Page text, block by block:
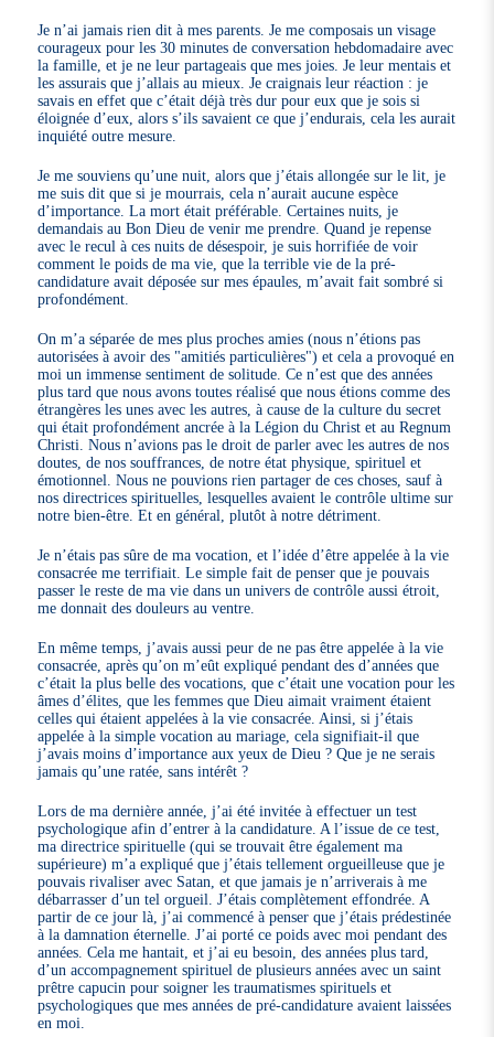
Je n’ai jamais rien dit à mes parents. Je me composais un visage
courageux pour les 30 minutes de conversation hebdomadaire avec
la famille, et je ne leur partageais que mes joies. Je leur mentais et
les assurais que j’allais au mieux. Je craignais leur réaction : je
savais en effet que c’était déjà très dur pour eux que je sois si
éloignée d’eux, alors s’ils savaient ce que j’endurais, cela les aurait
inquiété outre mesure.
Je me souviens qu’une nuit, alors que j’étais allongée sur le lit, je
me suis dit que si je mourrais, cela n’aurait aucune espèce
d’importance. La mort était préférable. Certaines nuits, je
demandais au Bon Dieu de venir me prendre. Quand je repense
avec le recul à ces nuits de désespoir, je suis horrifiée de voir
comment le poids de ma vie, que la terrible vie de la pré-
candidature avait déposée sur mes épaules, m’avait fait sombré si
profondément.
On m’a séparée de mes plus proches amies (nous n’étions pas
autorisées à avoir des "amitiés particulières") et cela a provoqué en
moi un immense sentiment de solitude. Ce n’est que des années
plus tard que nous avons toutes réalisé que nous étions comme des
étrangères les unes avec les autres, à cause de la culture du secret
qui était profondément ancrée à la Légion du Christ et au Regnum
Christi. Nous n’avions pas le droit de parler avec les autres de nos
doutes, de nos souffrances, de notre état physique, spirituel et
émotionnel. Nous ne pouvions rien partager de ces choses, sauf à
nos directrices spirituelles, lesquelles avaient le contrôle ultime sur
notre bien-être. Et en général, plutôt à notre détriment.
Je n’étais pas sûre de ma vocation, et l’idée d’être appelée à la vie
consacrée me terrifiait. Le simple fait de penser que je pouvais
passer le reste de ma vie dans un univers de contrôle aussi étroit,
me donnait des douleurs au ventre.
En même temps, j’avais aussi peur de ne pas être appelée à la vie
consacrée, après qu’on m’eût expliqué pendant des d’années que
c’était la plus belle des vocations, que c’était une vocation pour les
âmes d’élites, que les femmes que Dieu aimait vraiment étaient
celles qui étaient appelées à la vie consacrée. Ainsi, si j’étais
appelée à la simple vocation au mariage, cela signifiait-il que
j’avais moins d’importance aux yeux de Dieu ? Que je ne serais
jamais qu’une ratée, sans intérêt ?
Lors de ma dernière année, j’ai été invitée à effectuer un test
psychologique afin d’entrer à la candidature. A l’issue de ce test,
ma directrice spirituelle (qui se trouvait être également ma
supérieure) m’a expliqué que j’étais tellement orgueilleuse que je
pouvais rivaliser avec Satan, et que jamais je n’arriverais à me
débarrasser d’un tel orgueil. J’étais complètement effondrée. A
partir de ce jour là, j’ai commencé à penser que j’étais prédestinée
à la damnation éternelle. J’ai porté ce poids avec moi pendant des
années. Cela me hantait, et j’ai eu besoin, des années plus tard,
d’un accompagnement spirituel de plusieurs années avec un saint
prêtre capucin pour soigner les traumatismes spirituels et
psychologiques que mes années de pré-candidature avaient laissées
en moi.